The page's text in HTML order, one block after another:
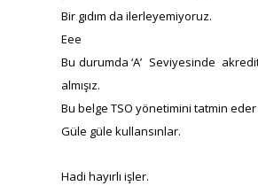
Bir gıdım da ilerleyemiyoruz.
Eee
Bu durumda ‘A’ Seviyesinde
almışız.
Bu belge TSO yönetimini tatmin
Güle güle kullansınlar.
Hadi hayırlı işler.